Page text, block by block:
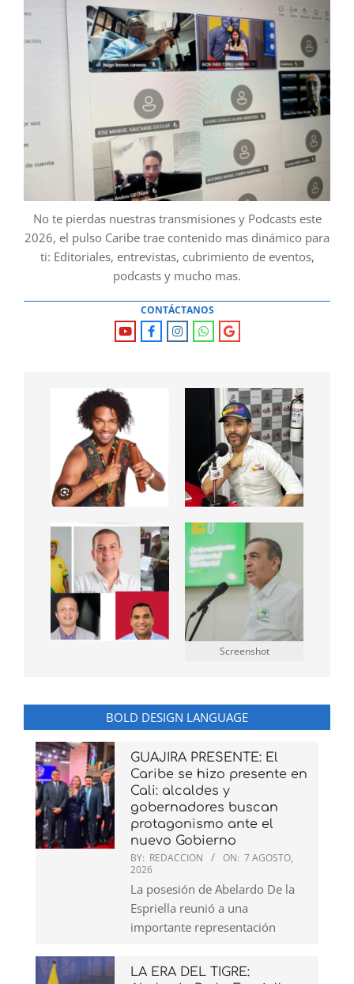
No te pierdas nuestras transmisiones y Podcasts este
2026, el pulso Caribe trae contenido mas dinámico para
ti: Editoriales, entrevistas, cubrimiento de eventos,
podcasts y mucho mas.
CONTÁCTANOS
Screenshot
BOLD DESIGN LANGUAGE
GUAJIRA PRESENTE: El
Caribe se hizo presente en
Cali: alcaldes y
gobernadores buscan
protagonismo ante el
nuevo Gobierno
BY: REDACCION ON: 7 AGOSTO,
2026
La posesión de Abelardo De la
Espriella reunió a una
importante representación
LA ERA DEL TIGRE: